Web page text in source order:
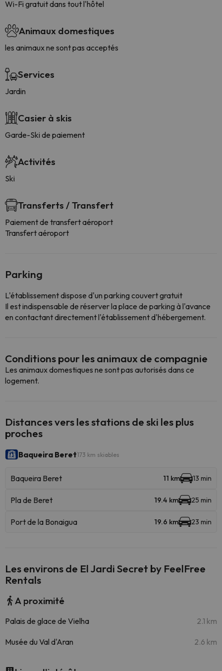
Wi-Fi gratuit dans tout l'hôtel
Animaux domestiques
les animaux ne sont pas acceptés
Services
Jardin
Casier à skis
Garde-Ski de paiement
Activités
Ski
Transferts / Transfert
Paiement de transfert aéroport
Transfert aéroport
Parking
L'établissement dispose d'un parking couvert gratuit
Il est indispensable de réserver la place de parking à l'avance
en contactant directement l'établissement d'hébergement.
Conditions pour les animaux de compagnie
Les animaux domestiques ne sont pas autorisés dans ce
logement.
Distances vers les stations de ski les plus
proches
Baqueira Beret173 km skiables
Baqueira Beret 11 km 13 min
Pla de Beret 19.4 km 25 min
Port de la Bonaigua 19.6 km 23 min
Les environs de El Jardi Secret by FeelFree
Rentals
A proximité
Palais de glace de Vielha 2.1 km
Musée du Val d'Aran 2.6 km